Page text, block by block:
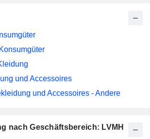
nach Geschäftsbereich: LVMH
und Accessoires
und Accessoires - Andere